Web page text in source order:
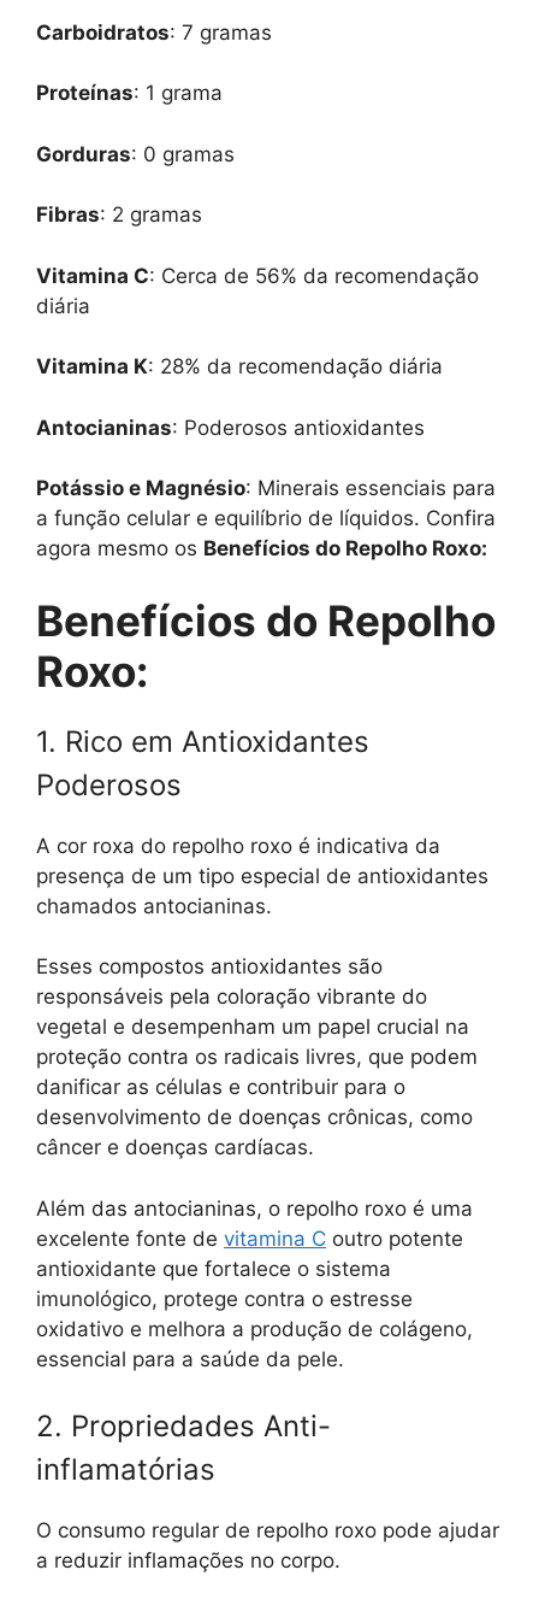
Carboidratos: 7 gramas
Proteínas: 1 grama
Gorduras: 0 gramas
Fibras: 2 gramas
Vitamina C: Cerca de 56% da recomendação
diária
Vitamina K: 28% da recomendação diária
Antocianinas: Poderosos antioxidantes
Potássio e Magnésio: Minerais essenciais para
a função celular e equilíbrio de líquidos. Confira
agora mesmo os Benefícios do Repolho Roxo:
Benefícios do Repolho
Roxo:
1. Rico em Antioxidantes
Poderosos
A cor roxa do repolho roxo é indicativa da
presença de um tipo especial de antioxidantes
chamados antocianinas.
Esses compostos antioxidantes são
responsáveis pela coloração vibrante do
vegetal e desempenham um papel crucial na
proteção contra os radicais livres, que podem
danificar as células e contribuir para o
desenvolvimento de doenças crônicas, como
câncer e doenças cardíacas.
Além das antocianinas, o repolho roxo é uma
excelente fonte de vitamina C outro potente
antioxidante que fortalece o sistema
imunológico, protege contra o estresse
oxidativo e melhora a produção de colágeno,
essencial para a saúde da pele.
2. Propriedades Anti-
inflamatórias
O consumo regular de repolho roxo pode ajudar
a reduzir inflamações no corpo.